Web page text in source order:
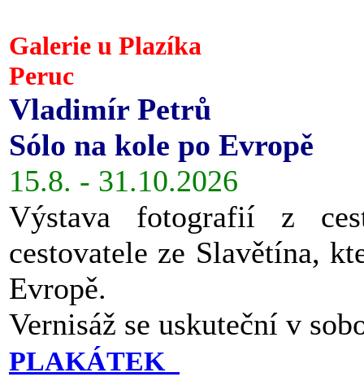
Galerie u Plazíka
Peruc
Vladimír Petrů
Sólo na kole po Evropě
15.8. - 31.10.2026
Výstava fotografií z
cestovatele ze Slavětína,
Evropě.
Vernisáž se uskuteční v
PLAKÁTEK